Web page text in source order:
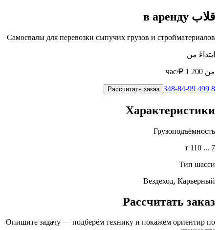
قلاب в аренду
Самосвалы для перевозки сыпучих грузов и стройматериалов
ابتداءً من
من 1 200
₽/час
8 499 348-84-99
Рассчитать заказ
Характеристики
Грузоподъёмность
7 ... 110 т
Тип шасси
Вездеход, Карьерный
Рассчитать заказ
Опишите задачу — подберём технику и покажем ориентир по